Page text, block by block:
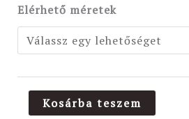
Elérhető méretek
Kosárba teszem